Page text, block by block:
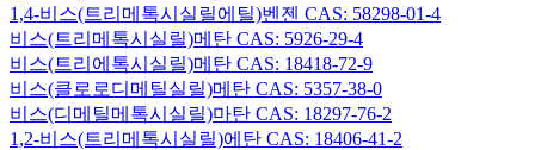
1,4-비스(트리메톡시실릴에틸)벤젠 CAS: 58298-01-4
비스(트리메톡시실릴)메탄 CAS: 5926-29-4
비스(트리에톡시실릴)메탄 CAS: 18418-72-9
비스(클로로디메틸실릴)메탄 CAS: 5357-38-0
비스(디메틸메톡시실릴)마탄 CAS: 18297-76-2
1,2-비스(트리메톡시실릴)에탄 CAS: 18406-41-2